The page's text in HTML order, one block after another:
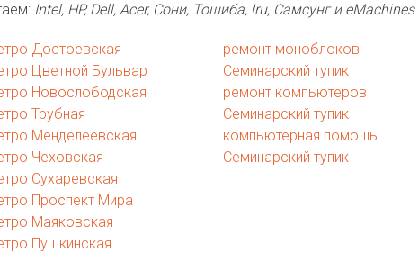
Intel, HP, Dell, Acer, Сони, Тошиба, Iru, Самсунг и eMachines.
Достоевская
Цветной Бульвар
Новослободская
Трубная
Менделеевская
Чеховская
Сухаревская
Проспект Мира
Маяковская
Пушкинская
ремонт моноблоков
Семинарский тупик
ремонт компьютеров
Семинарский тупик
компьютерная помощь
Семинарский тупик